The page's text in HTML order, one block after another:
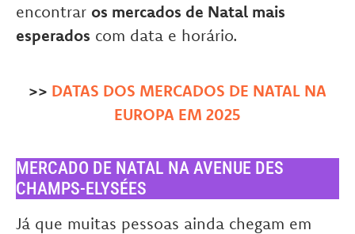
encontrar os mercados de Natal mais
esperados com data e horário.
>> DATAS DOS MERCADOS DE NATAL NA
EUROPA EM 2025
MERCADO DE NATAL NA AVENUE DES
CHAMPS-ELYSÉES
Já que muitas pessoas ainda chegam em